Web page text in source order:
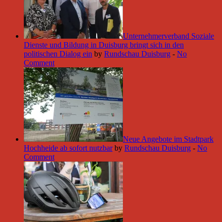
Unternehmerverband Soziale
Dienste und Bildung in Duisburg bringt sich in den
politischen Dialog ein by Rundschau Duisburg - No
Comment
Neue Angebote im Stadtpark
Hochheide ab sofort nutzbar by Rundschau Duisburg - No
Comment